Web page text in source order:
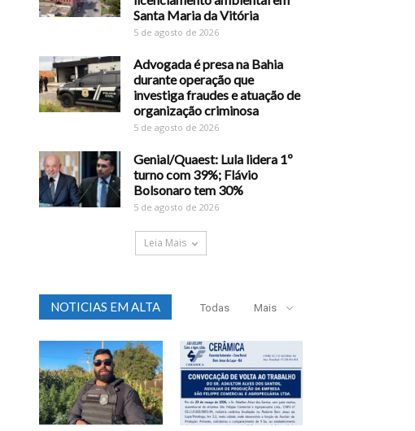
Santa Maria da Vitória
5 de agosto de 2026
Advogada é presa na Bahia
durante operação que
investiga fraudes e atuação de
organização criminosa
5 de agosto de 2026
Genial/Quaest: Lula lidera 1º
turno com 39%; Flávio
Bolsonaro tem 30%
5 de agosto de 2026
Leia Mais
NOTICIAS EM ALTA Todas Mais